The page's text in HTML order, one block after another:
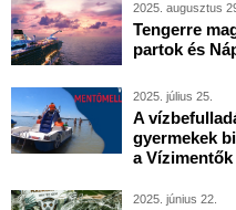
2025. augusztus
Tengerre
partok és
2025. július 25.
A
gyermekek
a Vízimentők
2025. június 22.